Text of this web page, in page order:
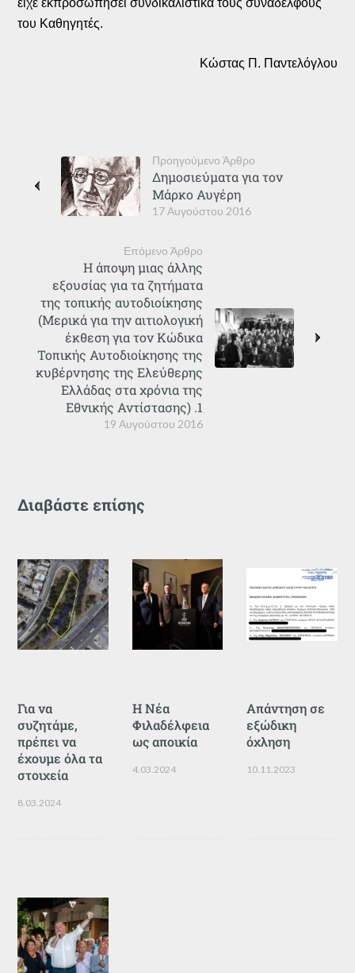
είχε εκπροσωπήσει συνδικαλιστικά τους συναδέλφους
του Καθηγητές.
Κώστας Π. Παντελόγλου
Προηγούμενο Άρθρο
17 Αυγούστου 2016
Δημοσιεύματα για τον
Μάρκο Αυγέρη
Επόμενο Άρθρο
19 Αυγούστου 2016
Η άποψη μιας άλλης
εξουσίας για τα ζητήματα
της τοπικής αυτοδιοίκησης
(Μερικά για την αιτιολογική
έκθεση για τον Κώδικα
Τοπικής Αυτοδιοίκησης της
κυβέρνησης της Ελεύθερης
Ελλάδας στα χρόνια της
Εθνικής Αντίστασης) .1
Διαβάστε επίσης
Για να
συζητάμε,
πρέπει να
έχουμε όλα τα
στοιχεία
8.03.2024
Η Νέα
Φιλαδέλφεια
ως αποικία
4.03.2024
Απάντηση σε
εξώδικη
όχληση
10.11.2023